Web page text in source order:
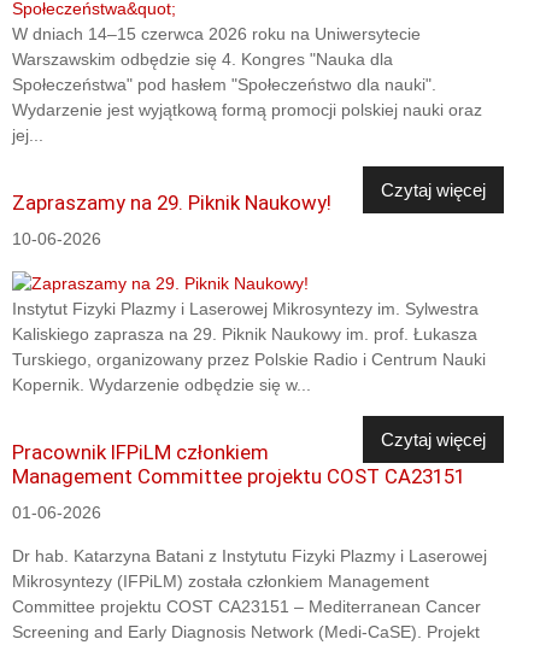
W dniach 14–15 czerwca 2026 roku na Uniwersytecie
Warszawskim odbędzie się 4. Kongres "Nauka dla
Społeczeństwa" pod hasłem "Społeczeństwo dla nauki".
Wydarzenie jest wyjątkową formą promocji polskiej nauki oraz
jej...
Czytaj więcej
Zapraszamy na 29. Piknik Naukowy!
10-06-2026
Instytut Fizyki Plazmy i Laserowej Mikrosyntezy im. Sylwestra
Kaliskiego zaprasza na 29. Piknik Naukowy im. prof. Łukasza
Turskiego, organizowany przez Polskie Radio i Centrum Nauki
Kopernik. Wydarzenie odbędzie się w...
Czytaj więcej
Pracownik IFPiLM członkiem
Management Committee projektu COST CA23151
01-06-2026
Dr hab. Katarzyna Batani z Instytutu Fizyki Plazmy i Laserowej
Mikrosyntezy (IFPiLM) została członkiem Management
Committee projektu COST CA23151 – Mediterranean Cancer
Screening and Early Diagnosis Network (Medi-CaSE). Projekt